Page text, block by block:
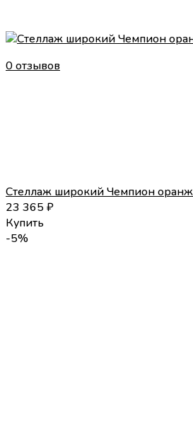
0 отзывов
Стеллаж широкий Чемпион
23 365₽
Купить
-5%